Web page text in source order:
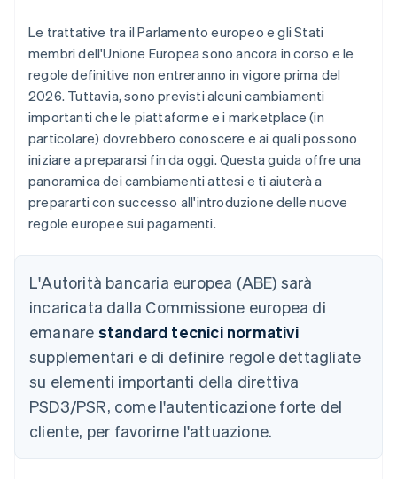
Le trattative tra il Parlamento europeo e gli Stati
membri dell'Unione Europea sono ancora in corso e le
regole definitive non entreranno in vigore prima del
2026. Tuttavia, sono previsti alcuni cambiamenti
importanti che le piattaforme e i marketplace (in
particolare) dovrebbero conoscere e ai quali possono
iniziare a prepararsi fin da oggi. Questa guida offre una
panoramica dei cambiamenti attesi e ti aiuterà a
prepararti con successo all'introduzione delle nuove
regole europee sui pagamenti.
L'Autorità bancaria europea (ABE) sarà
incaricata dalla Commissione europea di
emanare standard tecnici normativi
supplementari e di definire regole dettagliate
su elementi importanti della direttiva
PSD3/PSR, come l'autenticazione forte del
cliente, per favorirne l'attuazione.